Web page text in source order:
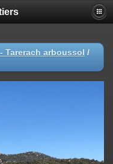
Tarerach arboussol /